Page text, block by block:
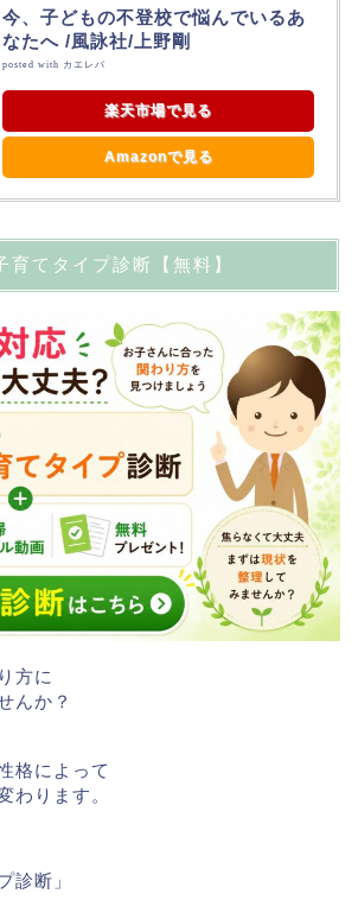
今、子どもの不登校で悩んでいるあ
なたへ /風詠社/上野剛
posted with カエレバ
楽天市場で見る
Amazonで見る
育てタイプ診断【無料】
方に
んか？
格によって
わります。
診断」